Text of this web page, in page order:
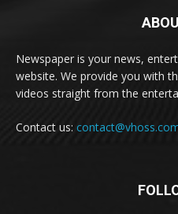
Newspaper is your news,
website. We provide you with
videos straight from the
Contact us: